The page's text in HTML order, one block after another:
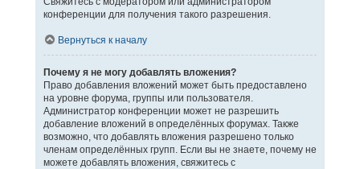
конференции для получения такого разрешения.
Вернуться к началу
Почему я не могу добавлять вложения?
Право добавления вложений может быть предоставлено
на уровне форума, группы или пользователя.
Администратор конференции может не разрешить
добавление вложений в определённых форумах. Также
возможно, что добавлять вложения разрешено только
членам определённых групп. Если вы не знаете, почему не
можете добавлять вложения, свяжитесь с